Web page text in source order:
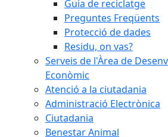
Guia de reciclatge
Preguntes Freqüents
Protecció de dades
Residu, on vas?
Serveis de l'Àrea de
Econòmic
Atenció a la ciutadania
Administració Electrònica
Ciutadania
Benestar Animal